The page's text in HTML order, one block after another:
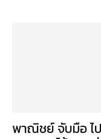
พาณิชย์ จับมือ ไ